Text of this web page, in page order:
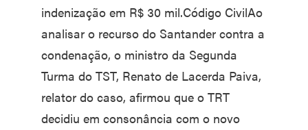
indenização em R$ 30 mil.Código CivilAo
analisar o recurso do Santander contra a
condenação, o ministro da Segunda
Turma do TST, Renato de Lacerda Paiva,
relator do caso, afirmou que o TRT
decidiu em consonância com o novo